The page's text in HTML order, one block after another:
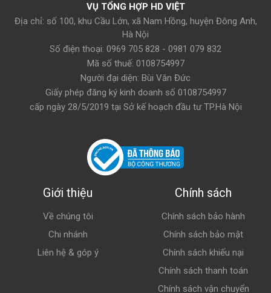
VỤ TỔNG HỢP HD VIỆT
Địa chỉ: số 100, khu Cầu Lớn, xã Nam Hồng, huyện Đông Anh,
Hà Nội
Số điện thoại: 0969 705 828 - 0981 079 832
Mã số thuế: 0108754997
Người đại diện: Bùi Văn Đức
Giấy phép đăng ký kinh doanh số 0108754997
cấp ngày 28/5/2019 tại Sở kế hoạch đầu tư TP.Hà Nội
Giới thiệu
Về chúng tôi
Chi nhánh
Liên hệ & góp ý
Chính sách
Chính sách bảo hành
Chính sách bảo mật
Chính sách khiếu nại
Chính sách thanh toán
Chính sách vận chuyển